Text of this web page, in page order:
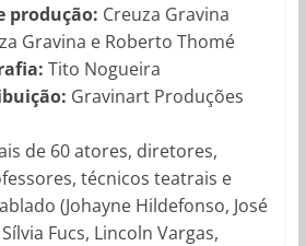
produção: Creuza Gravina
Gravina e Roberto Thomé
Tito Nogueira
Gravinart Produções
de 60 atores, diretores,
técnicos teatrais e
(Johayne Hildefonso, José
Fucs, Lincoln Vargas,